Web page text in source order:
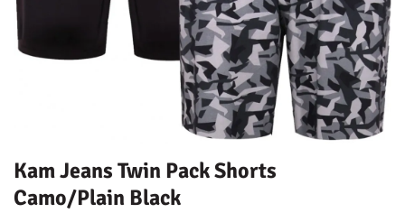
Kam Jeans Twin Pack Shorts
Camo/Plain Black